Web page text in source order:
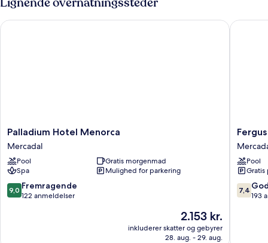
Palladium
Hotel
Menorca
Mercadal
Palladium Hotel Menorca
Mercadal
Pool
Gratis morgenmad
Spa
Mulighed for parkering
9.0
ud
9,0 Fremragende
122 anmeldelser
Prisen
2.153 kr.
2.153 kr.
inkluderer skatter og gebyrer
28. aug. - 29. aug.
Palladium Hotel Menorca
Fergus
Club
Carema
Splash
Pool
Gratis
7.4
ud
7,4
193
Fergus